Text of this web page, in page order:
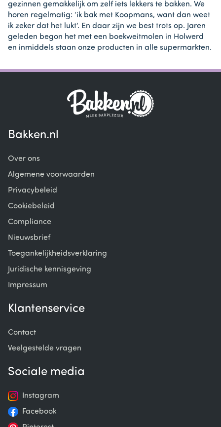
gezinnen gemakkelijk om zelf iets lekkers te bakken. We
horen regelmatig: ‘ik bak met Koopmans, want dan weet
ik zeker dat het lukt’. En daar zijn we best trots op. Jaren
geleden begon het met een boekweitmolen in Holwerd
en inmiddels staan onze producten in alle supermarkten.
Bakken.nl
Over ons
Algemene voorwaarden
Privacybeleid
Cookiebeleid
Compliance
Nieuwsbrief
Toegankelijkheidsverklaring
Juridische kennisgeving
Impressum
Klantenservice
Contact
Veelgestelde vragen
Sociale media
Instagram
Facebook